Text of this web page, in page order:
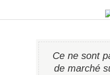
Ce ne sont
de marché